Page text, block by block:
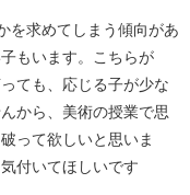
を求めてしまう傾向があ
もいます。こちらが
ても、応じる子が少な
から、美術の授業で思
って欲しいと思いま
付いてほしいです